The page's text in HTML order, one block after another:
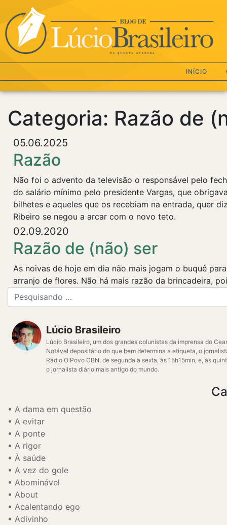
INÍCIO
Categoria: Razão de
05.06.2025
Razão
Não foi o advento da televisão o responsável pelo
do salário mínimo pelo presidente Vargas, que
bilhetes e aqueles que os recebiam na entrada, quer
Ribeiro se negou a arcar com o novo teto.
02.09.2020
Razão de (não) ser
As noivas de hoje em dia não mais jogam o buquê
arranjo de flores. Não há mais razão da brincadeira,
Lúcio Brasileiro
Lúcio Brasileiro, um dos grandes colunistas da imprensa do
Notável depositário do que bem determina a etiqueta, o
Rádio O Povo CBN, de segunda a sexta, às 15h15min, e, às
o jornalista diário mais antigo do mundo.
A dama em questão
A evitar
A ponte
A rigor
À saúde
A vez do gole
Abominável
About
Acalentando ego
Adivinho